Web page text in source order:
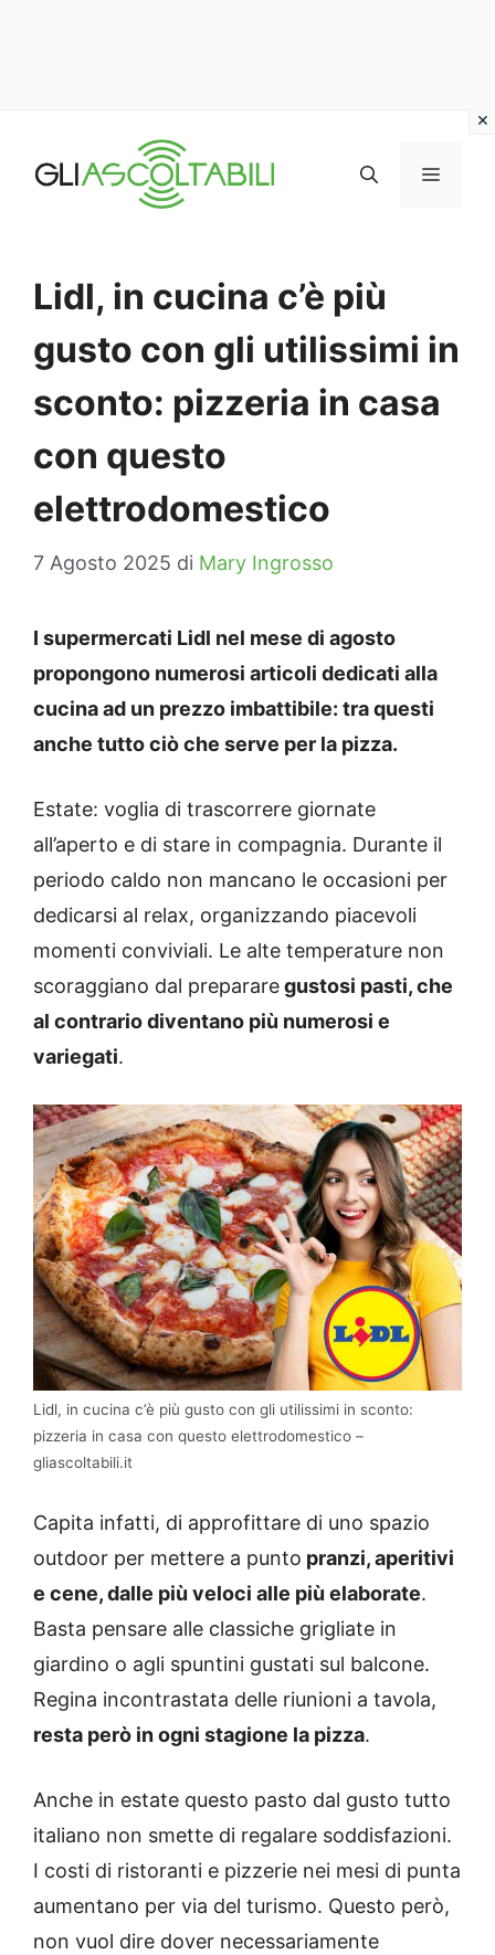
MENU
Lidl, in cucina c’è più
gusto con gli utilissimi in
sconto: pizzeria in casa
con questo
elettrodomestico
7 Agosto 2025 di Mary Ingrosso
I supermercati Lidl nel mese di agosto
propongono numerosi articoli dedicati alla
cucina ad un prezzo imbattibile: tra questi
anche tutto ciò che serve per la pizza.
Estate: voglia di trascorrere giornate
all’aperto e di stare in compagnia. Durante il
periodo caldo non mancano le occasioni per
dedicarsi al relax, organizzando piacevoli
momenti conviviali. Le alte temperature non
scoraggiano dal prepararegustosi pasti, che
al contrario diventano più numerosi e
variegati.
Lidl, in cucina c’è più gusto con gli utilissimi in sconto:
pizzeria in casa con questo elettrodomestico –
gliascoltabili.it
Capita infatti, di approfittare di uno spazio
outdoor per mettere a punto pranzi, aperitivi
e cene, dalle più veloci alle più elaborate.
Basta pensare alle classiche grigliate in
giardino o agli spuntini gustati sul balcone.
Regina incontrastata delle riunioni a tavola,
resta però in ogni stagione la pizza.
Anche in estate questo pasto dal gusto tutto
italiano non smette di regalare soddisfazioni.
I costi di ristoranti e pizzerie nei mesi di punta
aumentano per via del turismo. Questo però,
non vuol dire dover necessariamente